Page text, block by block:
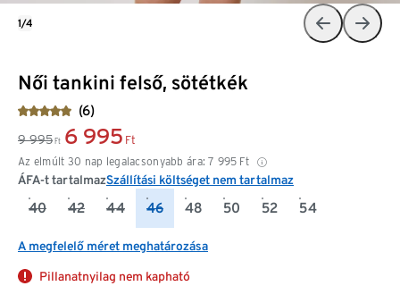
Női tankini felső, sötétkék
(6)
9 995 Ft 6 995 Ft
Az elmúlt 30 nap legalacsonyabb ára: 7 995 Ft
ÁFA-t tartalmazSzállítási költséget nem tartalmaz
40 42 44 46 48 50 52 54
A megfelelő méret meghatározása
Pillanatnyilag nem kapható
1/4